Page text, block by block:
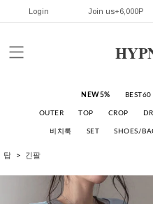
Login Join us+6,000P
NEW5% BEST60
OUTER TOP CROP
비치룩 SET SHOES/
탑 긴팔